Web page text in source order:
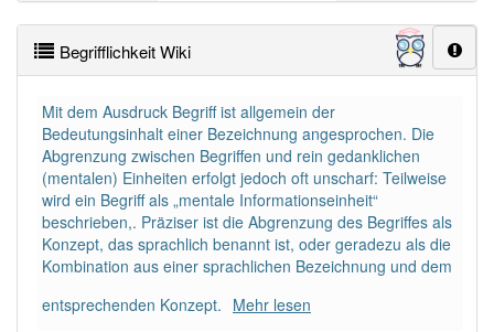
×
Wörter, die mit "-keit" enden, haben fast immer
DER:0
DIE:2 313
DAS: 0
PowerIndex:5
Häufigkeit: 4 von 10
Begrifflichkeit Wiki
Mit dem Ausdruck Begriff ist allgemein der
Bedeutungsinhalt einer Bezeichnung angesprochen. Die
Abgrenzung zwischen Begriffen und rein gedanklichen
(mentalen) Einheiten erfolgt jedoch oft unscharf: Teilweise
wird ein Begriff als „mentale Informationseinheit“
beschrieben,. Präziser ist die Abgrenzung des Begriffes als
Konzept, das sprachlich benannt ist, oder geradezu als die
Kombination aus einer sprachlichen Bezeichnung und dem
entsprechenden Konzept. Mehr lesen